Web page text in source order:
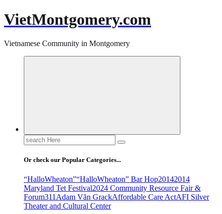
VietMontgomery.com
Vietnamese Community in Montgomery
Search
for:
Or check our Popular Categories...
“HalloWheaton”“HalloWheaton” Bar Hop20142014
Maryland Tet Festival2024 Community Resource Fair &
Forum311Adam Văn GrackAffordable Care ActAFI Silver
Theater and Cultural Center